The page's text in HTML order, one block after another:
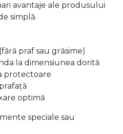
avantaje ale produsului
simplă.
praf sau grăsime)
la dimensiunea dorită
protectoare
optimă
speciale sau